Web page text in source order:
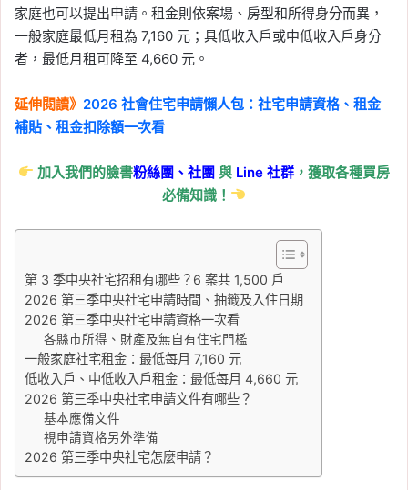
家庭也可以提出申請。租金則依案場、房型和所得身分而異，
一般家庭最低月租為 7,160 元；具低收入戶或中低收入戶身分
者，最低月租可降至 4,660 元。
延伸閱讀》 2026 社會住宅申請懶人包：社宅申請資格、租金
補貼、租金扣除額一次看
加入我們的臉書粉絲團、社團與 Line社群 ，獲取各種買房
必備知識！
第 3 季中央社宅招租有哪些？6 案共 1,500 戶
2026 第三季中央社宅申請時間、抽籤及入住日期
2026 第三季中央社宅申請資格一次看
各縣市所得、財產及無自有住宅門檻
一般家庭社宅租金：最低每月 7,160 元
低收入戶、中低收入戶租金：最低每月 4,660 元
2026 第三季中央社宅申請文件有哪些？
基本應備文件
視申請資格另外準備
2026 第三季中央社宅怎麼申請？